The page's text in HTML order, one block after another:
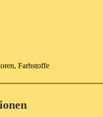
Farbstoffe